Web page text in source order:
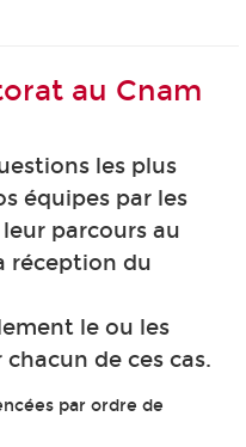
au Cnam
les plus
équipes par les
parcours au
réception du
le ou les
de ces cas.
par ordre de